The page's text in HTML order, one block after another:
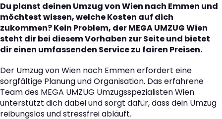
Du planst deinen Umzug von Wien nach Emmen und
möchtest wissen, welche Kosten auf dich
zukommen? Kein Problem, der MEGA UMZUG Wien
steht dir bei diesem Vorhaben zur Seite und bietet
dir einen umfassenden Service zu fairen Preisen.
Der Umzug von Wien nach Emmen erfordert eine
sorgfältige Planung und Organisation. Das erfahrene
Team des MEGA UMZUG Umzugsspezialisten Wien
unterstützt dich dabei und sorgt dafür, dass dein Umzug
reibungslos und stressfrei abläuft.